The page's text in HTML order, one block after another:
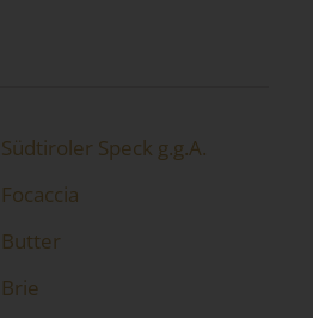
Südtiroler Speck g.g.A.
Focaccia
Butter
Brie